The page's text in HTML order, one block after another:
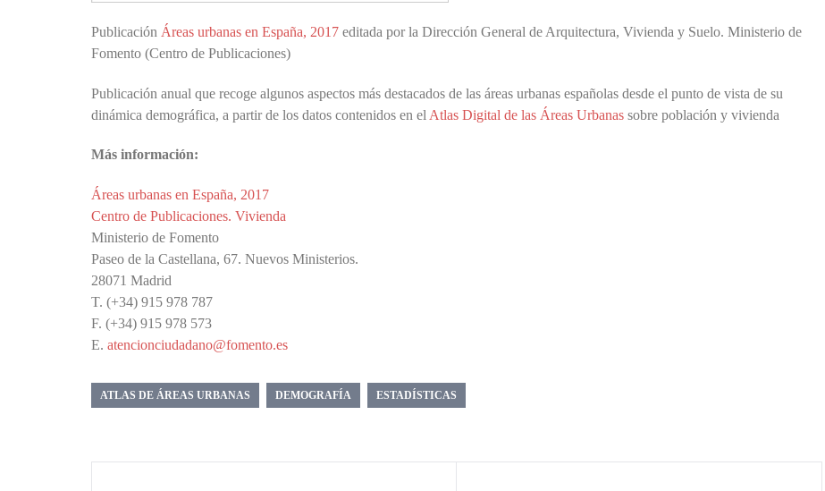
Publicación Áreas urbanas en España, 2017 editada por la Dirección General de Arquitectura, Vivienda y Suelo. Ministerio de
Fomento (Centro de Publicaciones)
Publicación anual que recoge algunos aspectos más destacados de las áreas urbanas españolas desde el punto de vista de su
dinámica demográfica, a partir de los datos contenidos en el Atlas Digital de las Áreas Urbanas sobre población y vivienda
Más información:
Áreas urbanas en España, 2017
Centro de Publicaciones. Vivienda
Ministerio de Fomento
Paseo de la Castellana, 67. Nuevos Ministerios.
28071 Madrid
T. (+34) 915 978 787
F. (+34) 915 978 573
E. atencionciudadano@fomento.es
ATLAS DE ÁREAS URBANAS DEMOGRAFÍA ESTADÍSTICAS